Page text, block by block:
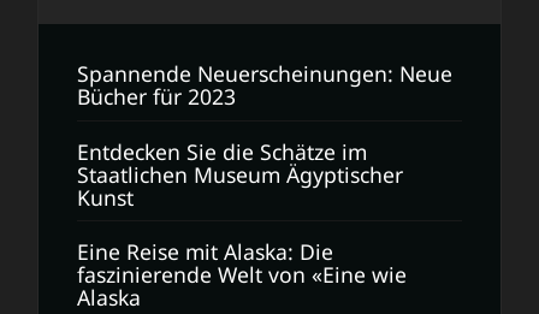
Spannende Neuerscheinungen: Neue
Bücher für 2023
Entdecken Sie die Schätze im
Staatlichen Museum Ägyptischer
Kunst
Eine Reise mit Alaska: Die
faszinierende Welt von «Eine wie
Alaska